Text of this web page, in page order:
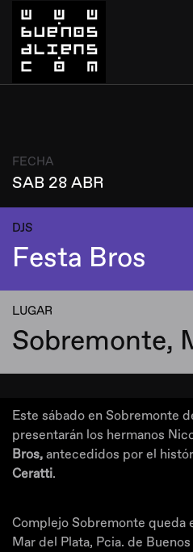
FECHA
SAB 28 ABR
DJS
Festa Bros
LUGAR
Sobremonte,
Este sábado en Sobremonte
presentarán los hermanos
Bros, antecedidos por el
Ceratti.
Complejo Sobremonte queda
Mar del Plata, Pcia. de